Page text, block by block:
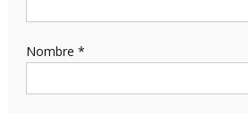
Nombre *